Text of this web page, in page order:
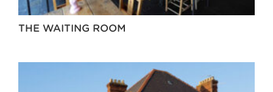
THE WAITING ROOM